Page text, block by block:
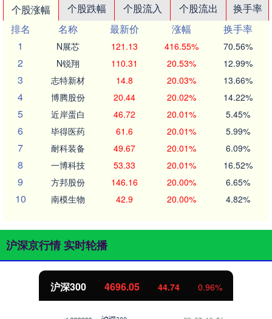
个股涨幅 个股跌幅 个股流入 个股流出
换手率
排名
名称 最新价 涨幅
换手率
1
N展芯 121.13 416.55% 70.56%
2 N锐翔 110.31 20.53% 12.99%
3 志特新材 14.8 20.03% 13.66%
4 博腾股份 20.44 20.02% 14.22%
5 近岸蛋白 46.72 20.01% 5.45%
6 毕得医药 61.6 20.01% 5.99%
7 耐科装备 49.67 20.01% 6.09%
8 一博科技 53.33 20.01% 16.52%
9 方邦股份 146.16 20.00% 6.65%
10 南模生物 42.9 20.00% 4.82%
沪深京行情 实时轮播
北证50 1129.64 6.77 0.60%